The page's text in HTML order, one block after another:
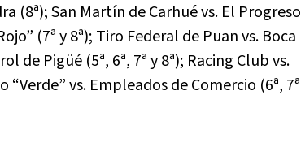
(8ª); San Martín de Carhué vs. El Progreso
(7ª y 8ª); Tiro Federal de Puan vs. Boca
de Pigüé (5ª, 6ª, 7ª y 8ª); Racing Club vs.
vs. Empleados de Comercio (6ª, 7ª